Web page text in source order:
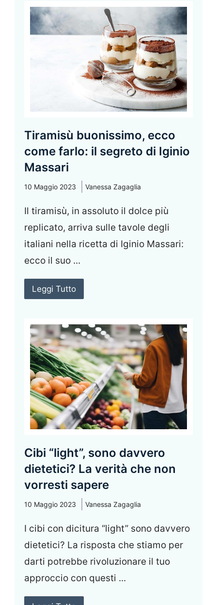
Tiramisù buonissimo, ecco
come farlo: il segreto di Iginio
Massari
10 Maggio 2023 Vanessa Zagaglia
Il tiramisù, in assoluto il dolce più
replicato, arriva sulle tavole degli
italiani nella ricetta di Iginio Massari:
ecco il suo ...
Leggi Tutto
Cibi “light”, sono davvero
dietetici? La verità che non
vorresti sapere
10 Maggio 2023 Vanessa Zagaglia
I cibi con dicitura “light” sono davvero
dietetici? La risposta che stiamo per
darti potrebbe rivoluzionare il tuo
approccio con questi ...